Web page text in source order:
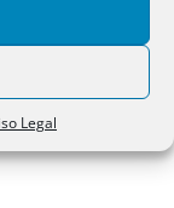
Legal